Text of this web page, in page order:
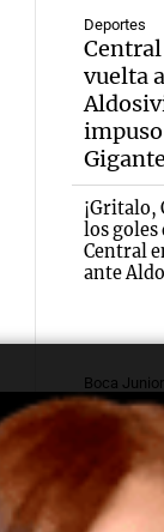
Deportes
vuelta
impuso
¡Gritalo,
los goles
Central
ante
Boca
Alarma
Milan
oferta
Paredes